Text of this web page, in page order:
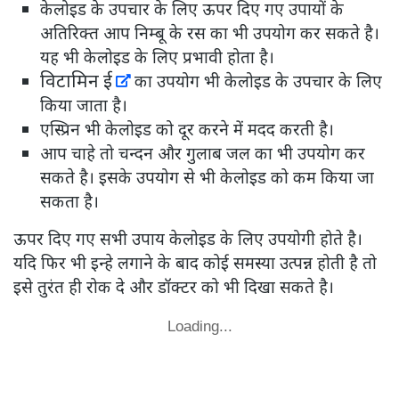
केलोइड के उपचार के लिए ऊपर दिए गए उपायों के
अतिरिक्त आप निम्बू के रस का भी उपयोग कर सकते है।
यह भी केलोइड के लिए प्रभावी होता है।
विटामिन ई
का उपयोग भी केलोइड के उपचार के लिए
किया जाता है।
एस्प्रिन भी केलोइड को दूर करने में मदद करती है।
आप चाहे तो चन्दन और गुलाब जल का भी उपयोग कर
सकते है। इसके उपयोग से भी केलोइड को कम किया जा
सकता है।
ऊपर दिए गए सभी उपाय केलोइड के लिए उपयोगी होते है।
यदि फिर भी इन्हे लगाने के बाद कोई समस्या उत्पन्न होती है तो
इसे तुरंत ही रोक दे और डॉक्टर को भी दिखा सकते है।
Loading...